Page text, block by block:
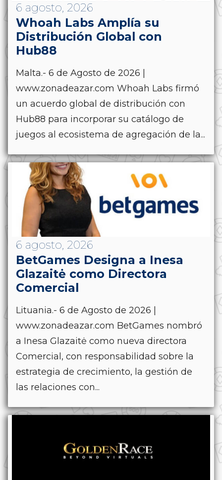
6 agosto, 2026
Whoah Labs Amplía su
Distribución Global con
Hub88
Malta.- 6 de Agosto de 2026 |
www.zonadeazar.com Whoah Labs firmó
un acuerdo global de distribución con
Hub88 para incorporar su catálogo de
juegos al ecosistema de agregación de la...
6 agosto, 2026
BetGames Designa a Inesa
Glazaitė como Directora
Comercial
Lituania.- 6 de Agosto de 2026 |
www.zonadeazar.com BetGames nombró
a Inesa Glazaitė como nueva directora
Comercial, con responsabilidad sobre la
estrategia de crecimiento, la gestión de
las relaciones con...